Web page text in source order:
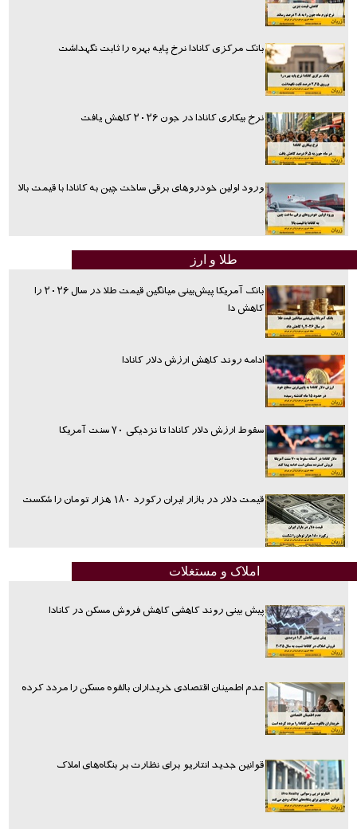
بانک مرکزی کانادا نرخ پایه بهره را ثابت نگهداشت
نرخ بیکاری کانادا در جون ۲۰۲۶ کاهش یافت
ورود اولین خودروهای برقی ساخت چین به کانادا با قیمت بالا
طلا و ارز
بانک آمریکا پیش‌بینی میانگین قیمت طلا در سال ۲۰۲۶ را
کاهش دا
ادامه روند کاهش ارزش دلار کانادا
سقوط ارزش دلار کانادا تا نزدیکی ۷۰ سنت آمریکا
قیمت دلار در بازار ایران رکورد ۱۸۰ هزار تومان را شکست
املاک و مستغلات
پیش بینی روند کاهشی کاهش فروش مسکن در کانادا
عدم اطمینان اقتصادی خریداران بالقوه مسکن را مردد کرده
قوانین جدید انتاریو برای نظارت بر بنگاه‌های املاک